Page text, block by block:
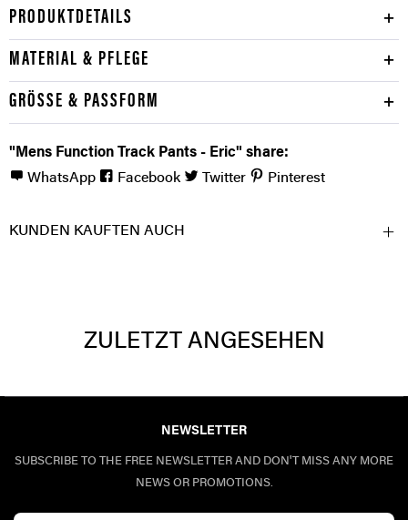
PRODUKTDETAILS
MATERIAL & PFLEGE
GRÖSSE & PASSFORM
"Mens Function Track Pants - Eric" share:
WhatsApp
Facebook Twitter Pinterest
KUNDEN KAUFTEN AUCH
ZULETZT ANGESEHEN
NEWSLETTER
SUBSCRIBE TO THE FREE NEWSLETTER AND DON'T MISS ANY MORE
NEWS OR PROMOTIONS.